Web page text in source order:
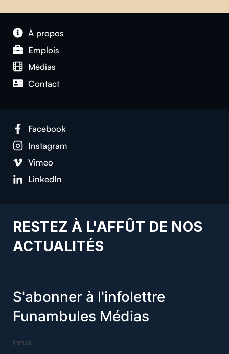
À propos
Emplois
Médias
Contact
Facebook
Instagram
Vimeo
LinkedIn
RESTEZ À L'AFFÛT DE NOS
ACTUALITÉS
S'abonner à l'infolettre
Funambules Médias
Email